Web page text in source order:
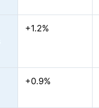
+1.2%
+0.9%